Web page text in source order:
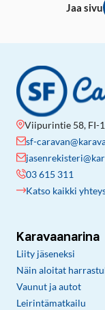
Jaa sivu
Viipurintie 58, FI-
sf-
03 615 311
Katso kaikki
Karavaanarina
Liity jäseneksi
Näin aloitat
Vaunut ja autot
Leirintämatkailu